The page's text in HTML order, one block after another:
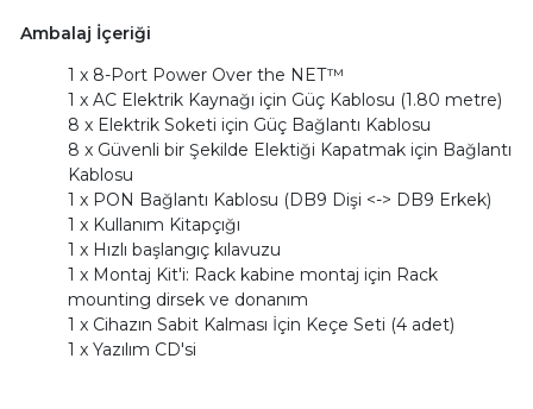
Ambalaj İçeriği
1 x 8-Port Power Over the NET™
1 x AC Elektrik Kaynağı için Güç Kablosu (1.80 metre)
8 x Elektrik Soketi için Güç Bağlantı Kablosu
8 x Güvenli bir Şekilde Elektiği Kapatmak için Bağlantı
Kablosu
1 x PON Bağlantı Kablosu (DB9 Dişi <-> DB9 Erkek)
1 x Kullanım Kitapçığı
1 x Hızlı başlangıç kılavuzu
1 x Montaj Kit'i: Rack kabine montaj için Rack
mounting dirsek ve donanım
1 x Cihazın Sabit Kalması İçin Keçe Seti (4 adet)
1 x Yazılım CD'si